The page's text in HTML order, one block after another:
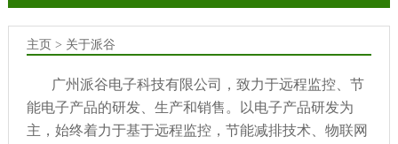
主页> 关于派谷
广州派谷电子科技有限公司，致力于远程监控、节
能电子产品的研发、生产和销售。以电子产品研发为
主，始终着力于基于远程监控，节能减排技术、物联网